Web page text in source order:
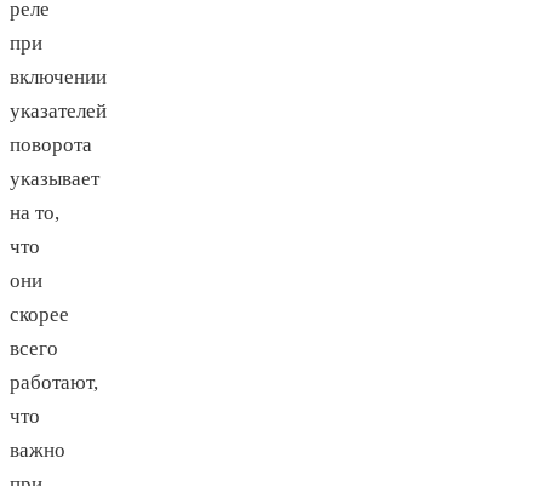
реле
при
включении
указателей
поворота
указывает
на то,
что
они
скорее
всего
работают,
что
важно